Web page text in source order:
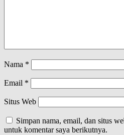
Nama *
Email *
Situs Web
Simpan nama, email, dan situs
untuk komentar saya berikutnya.